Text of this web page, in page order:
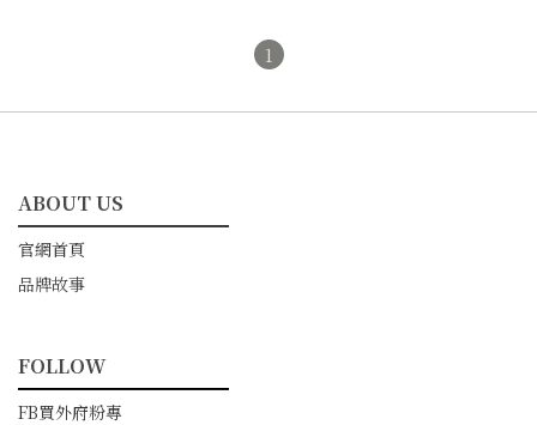
1
ABOUT US
━━━━━━━━━━━
官網首頁
品牌故事
FOLLOW
━━━━━━━━━━━
FB買外府粉專